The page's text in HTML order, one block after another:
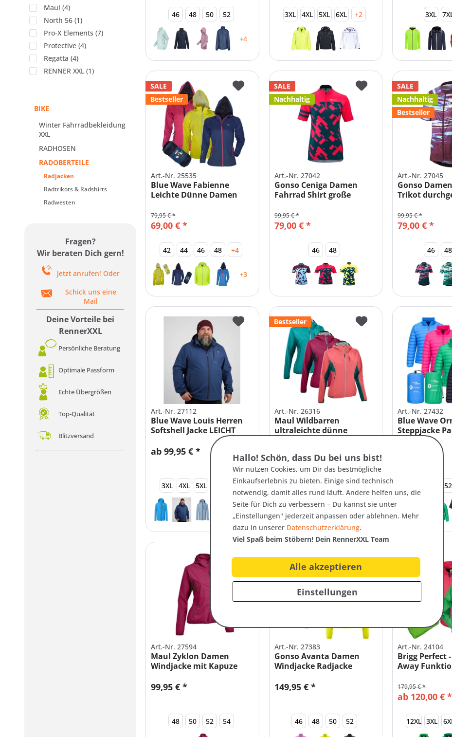
Maul (4)
North 56 (1)
Pro-X Elements (7)
Protective (4)
Regatta (4)
RENNER XXL (1)
BIKE
Winter Fahrradbekleidung
XXL
RADHOSEN
RADOBERTEILE
Radjacken
Radtrikots & Radshirts
Radwesten
Fragen?
Wir beraten Dich gern!
Jetzt anrufen! Oder
Schick uns eine
Mail
Deine Vorteile bei
RennerXXL
Persönliche Beratung
Optimale Passform
Echte Übergrößen
Top-Qualität
Blitzversand
46 48 50 52
+4
3XL 4XL 5XL 6XL +2 3XL
SALE
Bestseller
Art.-Nr. 25535
Blue Wave Fabienne
Leichte Dünne Damen
69,00 € *
79,95 € *
42 44 46 48 +4
+3
SALE
Nachhaltig
Art.-Nr. 27042
Gonso Ceniga Damen
Fahrrad Shirt große
79,00 € *
99,95 € *
46 48
SALE
Nachhaltig
Bestseller
Art.-Nr. 27045
Gonso
Trikot
79,00 € *
99,95 € *
46 48
Art.-Nr. 27112
Blue Wave Louis Herren
Softshell Jacke LEICHT
ab 99,95 € *
3XL 4XL 5XL +3
+1
Bestseller
Art.-Nr. 26316
Maul Wildbarren
ultraleichte dünne
ab 159,95 € *
46 48 50 52 +2
+3
Art.-Nr. 27432
Blue Wave
Steppjacke
52
Art.-Nr. 27594
Maul Zyklon Damen
Windjacke mit Kapuze
99,95 € *
48 50 52 54
Nachhaltig
Art.-Nr. 27383
Gonso Avanta Damen
Windjacke Radjacke
149,95 € *
46 48 50 52
SALE
Art.-Nr. 24104
Brigg Perfect
Away
ab 120,00 € *
179,95 € *
12XL 3XL
Hallo! Schön, dass Du bei uns bist!
Wir nutzen Cookies, um Dir das bestmögliche
Einkaufserlebnis zu bieten. Einige sind technisch
notwendig, damit alles rund läuft. Andere helfen uns, die
Seite für Dich zu verbessern – Du kannst sie unter
„Einstellungen" jederzeit anpassen oder ablehnen. Mehr
dazu in unserer Datenschutzerklärung.
Viel Spaß beim Stöbern! Dein RennerXXL Team
Alle akzeptieren
Einstellungen